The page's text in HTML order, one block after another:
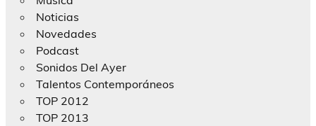
Noticias
Novedades
Podcast
Sonidos Del Ayer
Talentos Contemporáneos
TOP 2012
TOP 2013